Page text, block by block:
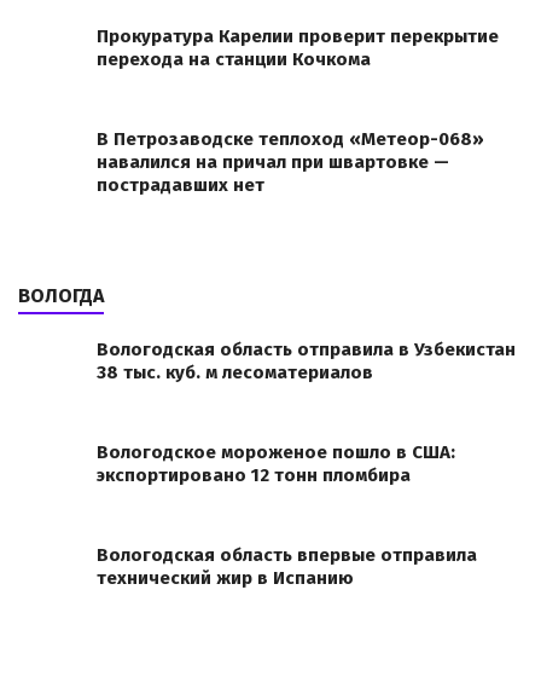
Прокуратура Карелии проверит перекрытие
перехода на станции Кочкома
В Петрозаводске теплоход «Метеор-068»
навалился на причал при швартовке —
пострадавших нет
ВОЛОГДА
Вологодская область отправила в Узбекистан
38 тыс. куб. м лесоматериалов
Вологодское мороженое пошло в США:
экспортировано 12 тонн пломбира
Вологодская область впервые отправила
технический жир в Испанию